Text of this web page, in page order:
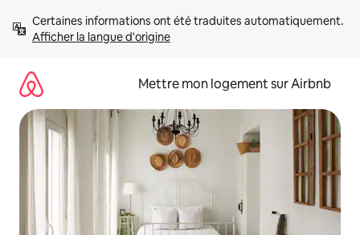
directement
Afficher la langue d'origine
Mettre mon logement sur Airbnb